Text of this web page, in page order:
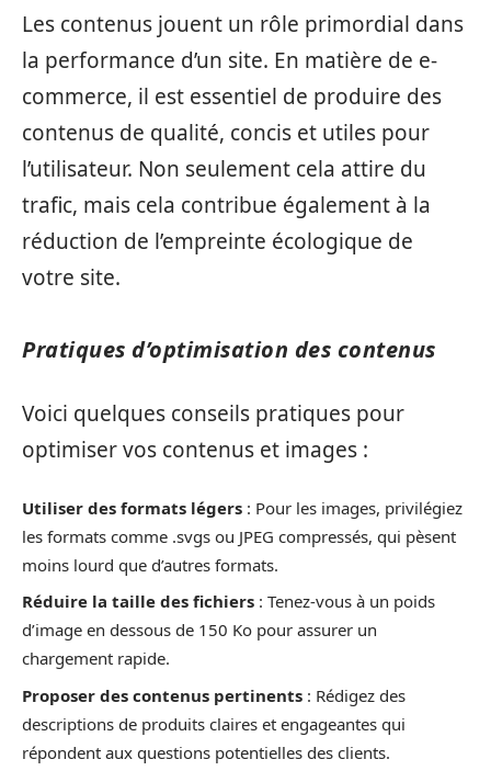
Les contenus jouent un rôle primordial dans
la performance d’un site. En matière de e-
commerce, il est essentiel de produire des
contenus de qualité, concis et utiles pour
l’utilisateur. Non seulement cela attire du
trafic, mais cela contribue également à la
réduction de l’empreinte écologique de
votre site.
Pratiques d’optimisation des contenus
Voici quelques conseils pratiques pour
optimiser vos contenus et images :
Utiliser des formats légers : Pour les images, privilégiez
les formats comme .svgs ou JPEG compressés, qui pèsent
moins lourd que d’autres formats.
Réduire la taille des fichiers : Tenez-vous à un poids
d’image en dessous de 150 Ko pour assurer un
chargement rapide.
Proposer des contenus pertinents : Rédigez des
descriptions de produits claires et engageantes qui
répondent aux questions potentielles des clients.